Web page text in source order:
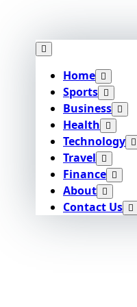
Home
Sports
Business
Health
Technology
Travel
Finance
About
Contact Us